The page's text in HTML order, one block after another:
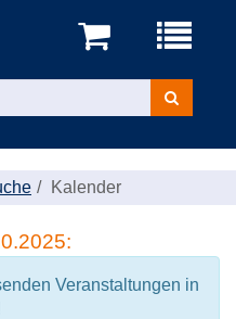
Menü
Kurse
suchen
Kalender
Veranstaltungen in